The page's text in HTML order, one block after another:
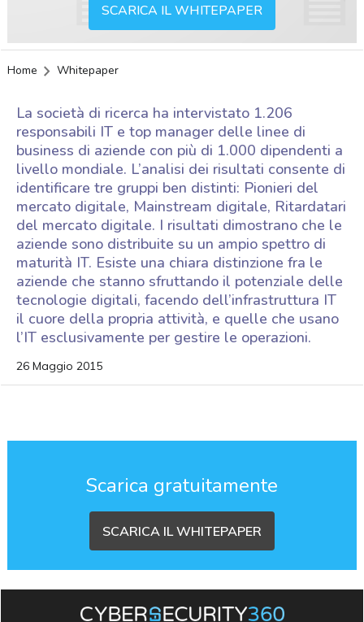
SCARICA IL WHITEPAPER
Home Whitepaper
La società di ricerca ha intervistato 1.206
responsabili IT e top manager delle linee di
business di aziende con più di 1.000 dipendenti a
livello mondiale. L’analisi dei risultati consente di
identificare tre gruppi ben distinti: Pionieri del
mercato digitale, Mainstream digitale, Ritardatari
del mercato digitale. I risultati dimostrano che le
aziende sono distribuite su un ampio spettro di
maturità IT. Esiste una chiara distinzione fra le
aziende che stanno sfruttando il potenziale delle
tecnologie digitali, facendo dell’infrastruttura IT
il cuore della propria attività, e quelle che usano
l’IT esclusivamente per gestire le operazioni.
26 Maggio 2015
Scarica gratuitamente
SCARICA IL WHITEPAPER